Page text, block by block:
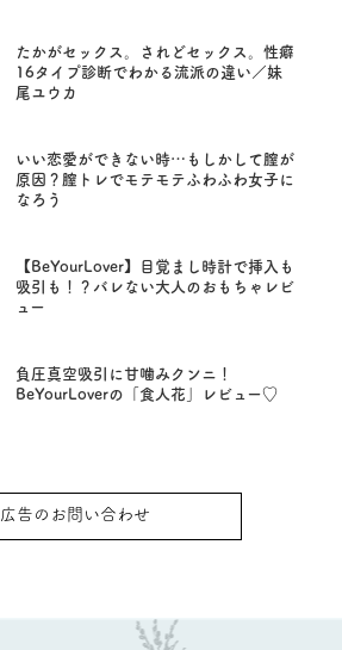
たかがセックス。されどセックス。性癖
16タイプ診断でわかる流派の違い／妹
尾ユウカ
いい恋愛ができない時…もしかして膣が
原因？膣トレでモテモテふわふわ女子に
なろう
【BeYourLover】目覚まし時計で挿入も
吸引も！？バレない大人のおもちゃレビ
ュー
負圧真空吸引に甘噛みクンニ！
BeYourLoverの「食人花」レビュー♡
広告のお問い合わせ